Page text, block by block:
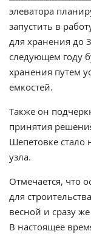
элеватора
запустить в
для хранения до
следующем году
хранения путем
емкостей.
Также он
принятия
Шепетовке
узла.
Отмечается, что
для
весной и сразу
В настоящее